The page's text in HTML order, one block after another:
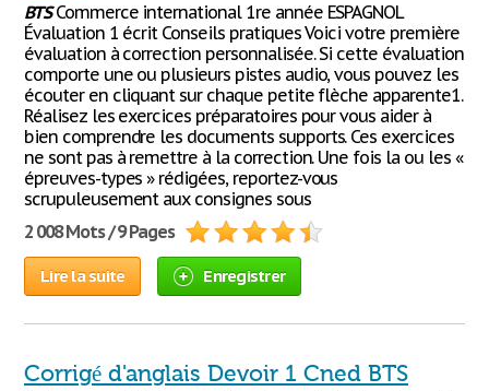
BTSCommerce international 1re année ESPAGNOL
Évaluation 1 écrit Conseils pratiques Voici votre première
évaluation à correction personnalisée. Si cette évaluation
comporte une ou plusieurs pistes audio, vous pouvez les
écouter en cliquant sur chaque petite flèche apparente1.
Réalisez les exercices préparatoires pour vous aider à
bien comprendre les documents supports. Ces exercices
ne sont pas à remettre à la correction. Une fois la ou les «
épreuves-types » rédigées, reportez-vous
scrupuleusement aux consignes sous
2 008 Mots / 9 Pages
Lire la suite Enregistrer
Corrigé d'anglais Devoir 1 Cned BTS